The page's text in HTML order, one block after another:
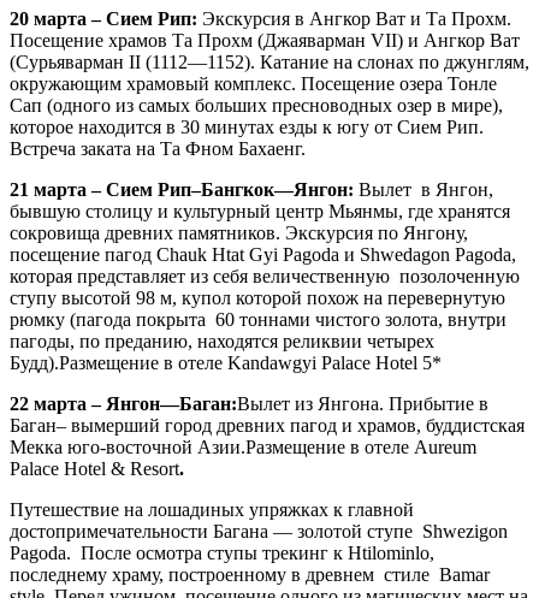
20 марта – Сием Рип: Экскурсия в Ангкор Ват и Та Прохм.
Посещение храмов Та Прохм (Джаяварман VII) и Ангкор Ват
(Сурьяварман II (1112—1152). Катание на слонах по джунглям,
окружающим храмовый комплекс. Посещение озера Тонле
Сап (одного из самых больших пресноводных озер в мире),
которое находится в 30 минутах езды к югу от Сием Рип.
Встреча заката на Та Фном Бахаенг.
21 марта – Сием Рип–Бангкок—Янгон: Вылет в Янгон,
бывшую столицу и культурный центр Мьянмы, где хранятся
сокровища древних памятников. Экскурсия по Янгону,
посещение пагод Chauk Htat Gyi Pagoda и Shwedagon Pagoda,
которая представляет из себя величественную позолоченную
ступу высотой 98 м, купол которой похож на перевернутую
рюмку (пагода покрыта 60 тоннами чистого золота, внутри
пагоды, по преданию, находятся реликвии четырех
Будд).Размещение в отеле Kandawgyi Palace Hotel 5*
22 марта – Янгон—Баган:Вылет из Янгона. Прибытие в
Баган– вымерший город древних пагод и храмов, буддистская
Мекка юго-восточной Азии.Размещение в отеле Aureum
Palace Hotel & Resort.
Путешествие на лошадиных упряжках к главной
достопримечательности Багана — золотой ступе Shwezigon
Pagoda. После осмотра ступы трекинг к Htilominlo,
последнему храму, построенному в древнем стиле Bamar